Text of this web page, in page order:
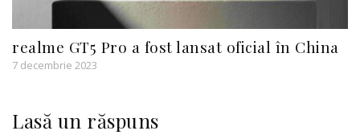
realme GT5 Pro a fost lansat oficial în China
7 decembrie 2023
Lasă un răspuns